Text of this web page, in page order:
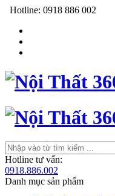
Hotline: 0918 886 002
Hotline tư vấn:
0918.886.002
Danh mục sản phẩm